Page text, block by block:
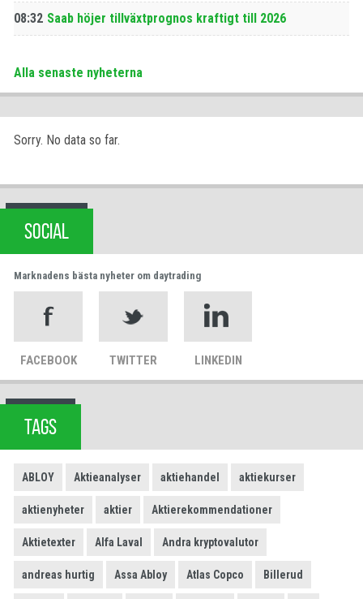
08:32 Saab höjer tillväxtprognos kraftigt till 2026
Alla senaste nyheterna
Sorry. No data so far.
SOCIAL
Marknadens bästa nyheter om daytrading
FACEBOOK TWITTER LINKEDIN
TAGS
ABLOY Aktieanalyser aktiehandel aktiekurser
aktienyheter aktier Aktierekommendationer
Aktietexter Alfa Laval Andra kryptovalutor
andreas hurtig Assa Abloy Atlas Copco Billerud